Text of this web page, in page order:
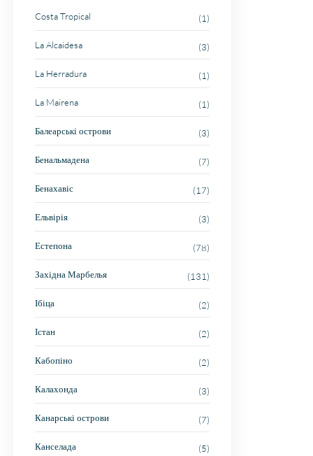
Costa Tropical (1)
La Alcaidesa (3)
La Herradura (1)
La Mairena (1)
Балеарські острови (3)
Бенальмадена (7)
Бенахавіс (17)
Ельвірія (3)
Естепона (78)
Західна Марбелья (131)
Ібіца (2)
Істан (2)
Кабопіно (2)
Калахонда (3)
Канарські острови (7)
Канселада (5)